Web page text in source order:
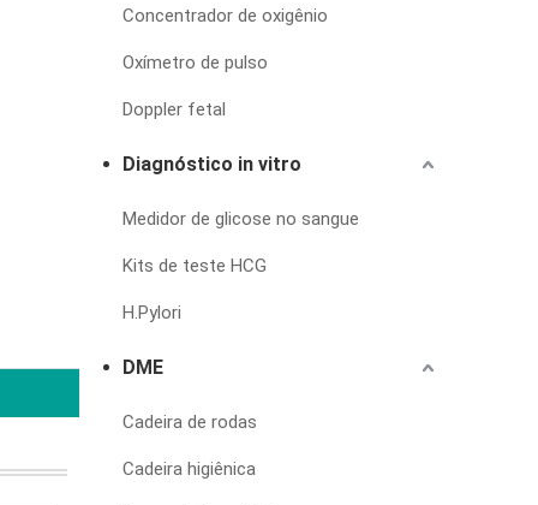
Concentrador de oxigênio
Oxímetro de pulso
Doppler fetal
Diagnóstico in vitro
Medidor de glicose no sangue
Kits de teste HCG
H.Pylori
DME
Cadeira de rodas
Cadeira higiênica